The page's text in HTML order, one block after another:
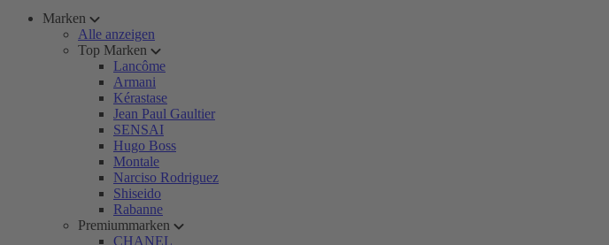
Marken
Alle anzeigen
Top Marken
Lancôme
Armani
Kérastase
Jean Paul Gaultier
SENSAI
Hugo Boss
Montale
Narciso Rodriguez
Shiseido
Rabanne
Premiummarken
CHANEL